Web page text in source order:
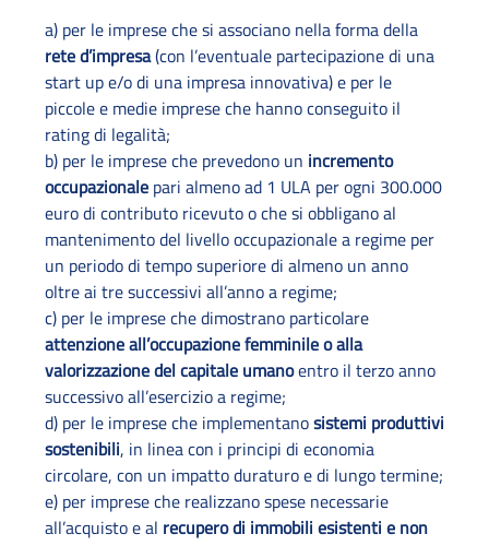
a) per le imprese che si associano nella forma della
rete d’impresa(con l’eventuale partecipazione di una
start up e/o di una impresa innovativa) e per le
piccole e medie imprese che hanno conseguito il
rating di legalità;
b) per le imprese che prevedono un incremento
occupazionale pari almeno ad 1 ULA per ogni 300.000
euro di contributo ricevuto o che si obbligano al
mantenimento del livello occupazionale a regime per
un periodo di tempo superiore di almeno un anno
oltre ai tre successivi all’anno a regime;
c) per le imprese che dimostrano particolare
attenzione all’occupazione femminile o alla
valorizzazione del capitale umanoentro il terzo anno
successivo all’esercizio a regime;
d) per le imprese che implementanosistemi produttivi
sostenibili, in linea con i principi di economia
circolare, con un impatto duraturo e di lungo termine;
e) per imprese che realizzano spese necessarie
all’acquisto e al recupero di immobili esistenti e non